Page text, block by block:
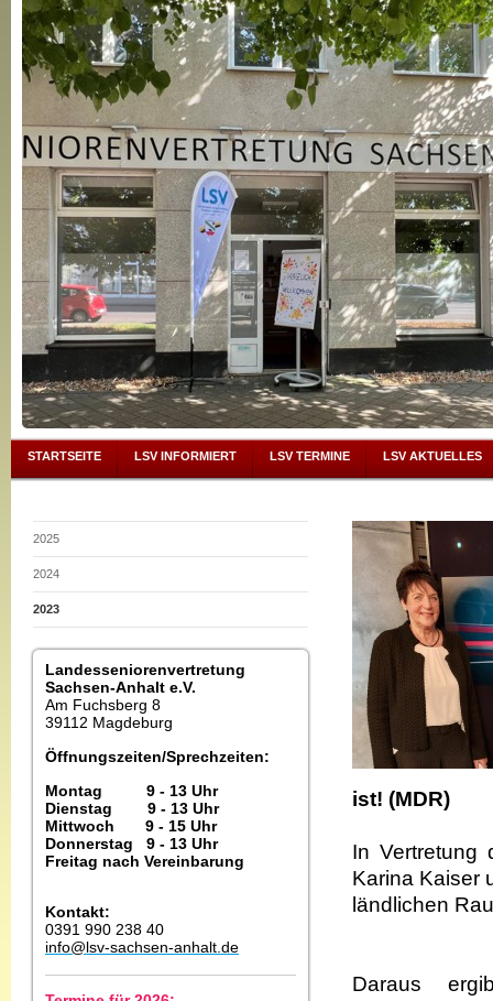
STARTSEITE LSV INFORMIERT LSV TERMINE LSV AKTUELLES
2025
2024
2023
Landesseniorenvertretung
Sachsen-Anhalt e.V.
Am Fuchsberg 8
39112 Magdeburg
Öffnungszeiten/Sprechzeiten:
Montag 9 - 13 Uhr
Dienstag 9 - 13 Uhr
Mittwoch 9 - 15 Uhr
Donnerstag 9 - 13 Uhr
Freitag nach Vereinbarung
Kontakt:
0391 990 238 40
info@lsv-sachsen-anhalt.de
ist! (MDR)
In Vertretung
Karina Kaiser
ländlichen
Daraus